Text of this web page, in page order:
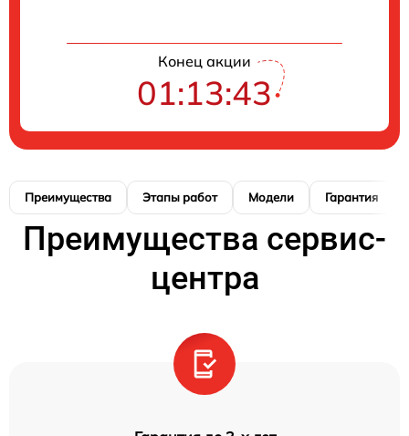
Конец акции
01:13:42
Преимущества Этапы работ Модели Гарантия
Преимущества сервис-
центра